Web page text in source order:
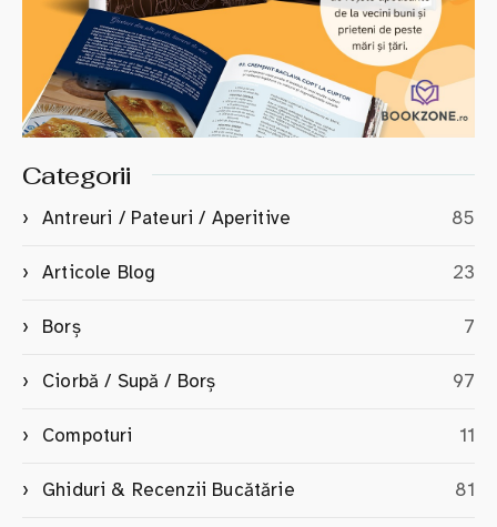
Categorii
Antreuri / Pateuri / Aperitive 85
Articole Blog 23
Borș 7
Ciorbă / Supă / Borș 97
Compoturi 11
Ghiduri & Recenzii Bucătărie 81